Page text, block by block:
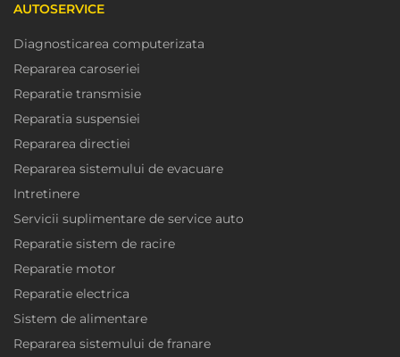
AUTOSERVICE
Diagnosticarea computerizata
Repararea caroseriei
Reparatie transmisie
Reparatia suspensiei
Repararea directiei
Repararea sistemului de evacuare
Intretinere
Servicii suplimentare de service auto
Reparatie sistem de racire
Reparatie motor
Reparatie electrica
Sistem de alimentare
Repararea sistemului de franare